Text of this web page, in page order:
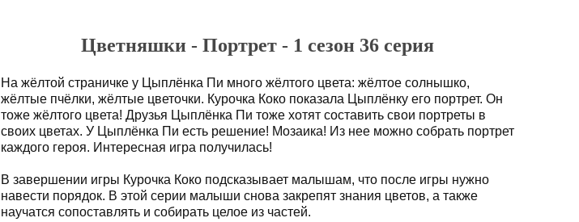
Цветняшки - Портрет - 1 сезон 36 серия
На жёлтой страничке у Цыплёнка Пи много жёлтого цвета: жёлтое солнышко,
жёлтые пчёлки, жёлтые цветочки. Курочка Коко показала Цыплёнку его портрет. Он
тоже жёлтого цвета! Друзья Цыплёнка Пи тоже хотят составить свои портреты в
своих цветах. У Цыплёнка Пи есть решение! Мозаика! Из нее можно собрать портрет
каждого героя. Интересная игра получилась!
В завершении игры Курочка Коко подсказывает малышам, что после игры нужно
навести порядок. В этой серии малыши снова закрепят знания цветов, а также
научатся сопоставлять и собирать целое из частей.